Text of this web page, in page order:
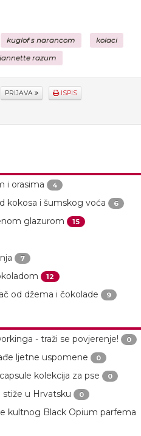
kuglof s narancom kolaci
jannette razum
PRIJAVA ISPIS
i orasima
4
kokosa i šumskog voća 6
glazurom 15
7
12
od džema i čokolade 9
- traži se povjerenje!
0
ljetne uspomene 0
kolekcija za pse 0
u Hrvatsku 0
kultnog Black Opium parfema